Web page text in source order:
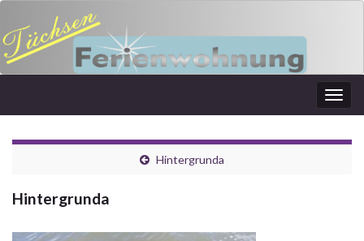
Hintergrunda
Hintergrunda